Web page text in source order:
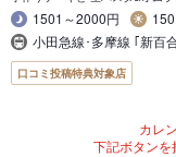
1501～2000円
小田急線･多摩線 ｢新百
口コミ投稿特典対象店
カレ
下記ボタンを